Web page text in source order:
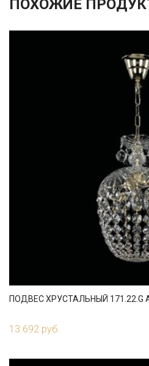
ПОХОЖИЕ
ПОДВЕС ХРУСТАЛЬНЫЙ 171.22.G
13 692 руб.